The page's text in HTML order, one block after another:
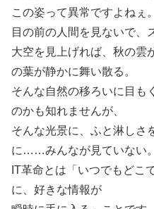
この姿って異常ですよねぇ
目の前の人間を見ないで、
大空を見上げれば、秋の雲
の葉が静かに舞い散る。
そんな自然の移ろいに目も
のかも知れませんが、
そんな光景に、ふと淋しさ
に……みんなが見ていない。
IT革命とは「いつでもどこ
に、好きな情報が